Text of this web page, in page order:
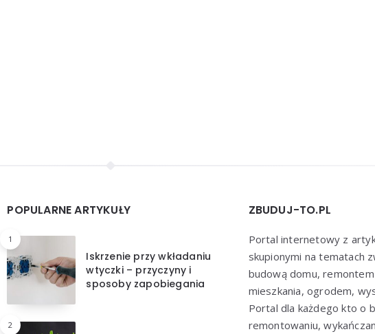
POPULARNE ARTYKUŁY
1
Iskrzenie przy wkładaniu
wtyczki – przyczyny i
sposoby zapobiegania
2
ZBUDUJ-TO.PL
Portal internetowy z
skupionymi na tematach
budową domu,
mieszkania, ogrodem,
Portal dla każdego kto o
remontowaniu,